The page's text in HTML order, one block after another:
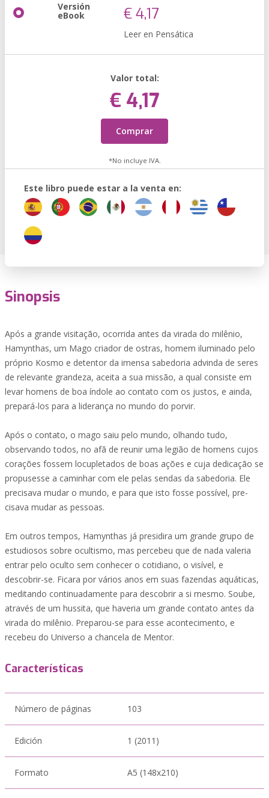
Versión
eBook € 4,17
Leer en Pensática
Valor total:
€ 4,17
Comprar
*No incluye IVA.
Este libro puede estar a la venta en:
Sinopsis
Após a grande visitação, ocorrida antes da virada do milênio,
Hamynthas, um Mago criador de ostras, homem iluminado pelo
próprio Kosmo e detentor da imensa sabedoria advinda de seres
de relevante grandeza, aceita a sua missão, a qual consiste em
levar homens de boa índole ao contato com os justos, e ainda,
prepará-los para a liderança no mundo do porvir.
Após o contato, o mago saiu pelo mundo, olhando tudo,
observando todos, no afã de reunir uma legião de homens cujos
corações fossem locupletados de boas ações e cuja dedicação se
propusesse a caminhar com ele pelas sendas da sabedoria. Ele
precisava mudar o mundo, e para que isto fosse possível, pre-
cisava mudar as pessoas.
Em outros tempos, Hamynthas já presidira um grande grupo de
estudiosos sobre ocultismo, mas percebeu que de nada valeria
entrar pelo oculto sem conhecer o cotidiano, o visível, e
descobrir-se. Ficara por vários anos em suas fazendas aquáticas,
meditando continuadamente para descobrir a si mesmo. Soube,
através de um hussita, que haveria um grande contato antes da
virada do milênio. Preparou-se para esse acontecimento, e
recebeu do Universo a chancela de Mentor.
Características
Número de páginas 103
Edición 1 (2011)
Formato A5 (148x210)